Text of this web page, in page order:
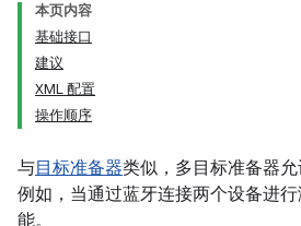
本页内容
基础接口
建议
XML 配置
操作顺序
与目标准备器类似，多目标准备器允
例如，当通过蓝牙连接两个设备进
能。